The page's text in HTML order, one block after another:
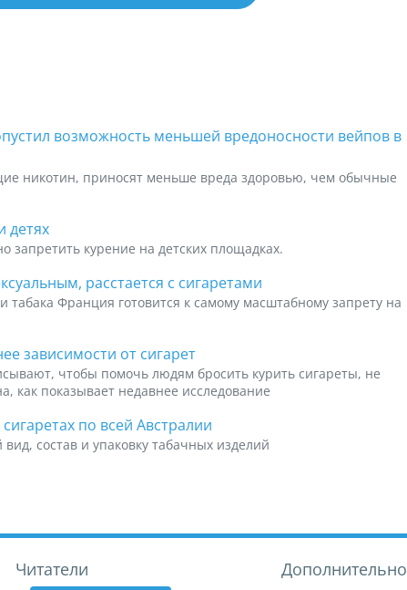
возможность меньшей вредоносности вейпов в
никотин, приносят меньше вреда здоровью, чем обычные
детях
запретить курение на детских площадках.
расстается с сигаретами
табака Франция готовится к самому масштабному запрету на
зависимости от сигарет
чтобы помочь людям бросить курить сигареты, не
как показывает недавнее исследование
по всей Австралии
состав и упаковку табачных изделий
Читатели Дополнительно